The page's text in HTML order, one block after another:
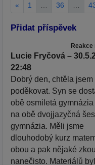
« 1 36
Přidat příspěvek
Reakce
Lucie Fryčová –
22:48
Dobrý den, chtěla jsem
poděkovat. Syn se
obě osmiletá gymnázia
na obě dvojjazyčná
gymnázia. Měli jsme
dlouhodobý kurz
obou a pak nějaké
nanečisto. Materiálů